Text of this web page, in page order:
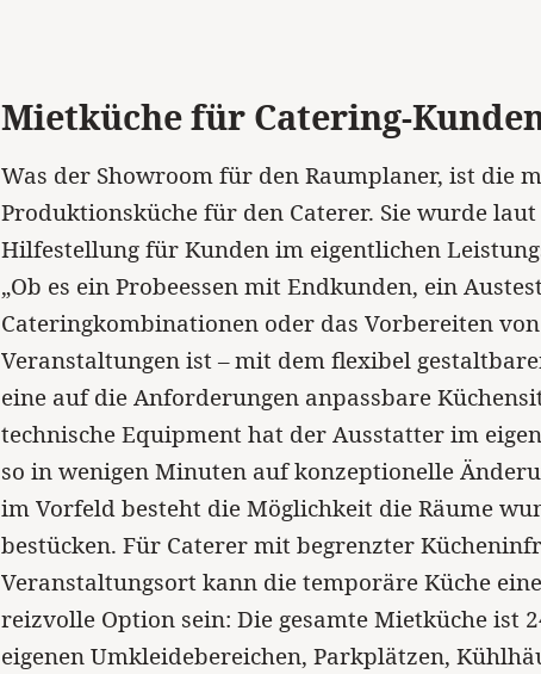
Mietküche für Catering-
Was der Showroom für den Raumplaner, ist die
Produktionsküche für den Caterer. Sie wurde
Hilfestellung für Kunden im eigentlichen
„Ob es ein Probeessen mit Endkunden, ein
Cateringkombinationen oder das Vorbereiten
Veranstaltungen ist – mit dem flexibel
eine auf die Anforderungen anpassbare
technische Equipment hat der Ausstatter im
so in wenigen Minuten auf konzeptionelle
im Vorfeld besteht die Möglichkeit die Räume
bestücken. Für Caterer mit begrenzter
Veranstaltungsort kann die temporäre Küche
reizvolle Option sein: Die gesamte Mietküche ist
eigenen Umkleidebereichen, Parkplätzen,